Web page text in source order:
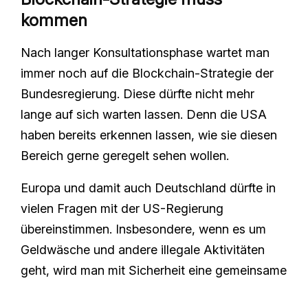
kommen
Nach langer Konsultationsphase wartet man
immer noch auf die Blockchain-Strategie der
Bundesregierung. Diese dürfte nicht mehr
lange auf sich warten lassen. Denn die USA
haben bereits erkennen lassen, wie sie diesen
Bereich gerne geregelt sehen wollen.
Europa und damit auch Deutschland dürfte in
vielen Fragen mit der US-Regierung
übereinstimmen. Insbesondere, wenn es um
Geldwäsche und andere illegale Aktivitäten
geht, wird man mit Sicherheit eine gemeinsame